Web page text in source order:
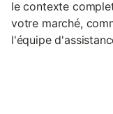
le contexte
votre marché,
l'équipe